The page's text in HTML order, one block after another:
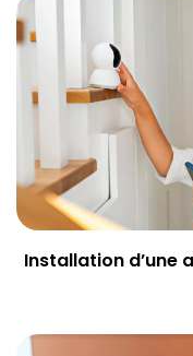
Installation d’une